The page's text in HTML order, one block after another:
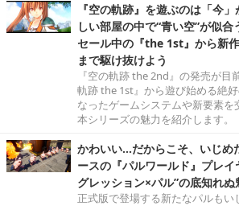
『空の軌跡』を遊ぶのは「今
しい部屋の中で“青い空”が似
セール中の『the 1st』から新
まで駆け抜けよう
『空の軌跡 the 2nd』の発売が目
軌跡 the 1st』から遊び始める絶
なったゲームシステムや新要素
本シリーズの魅力を紹介します。
かわいい…だからこそ、いじめ
ースの『パルワールド』プレ
グレッション×パル”の底知れぬ
正式版で登場する新たなパルもい